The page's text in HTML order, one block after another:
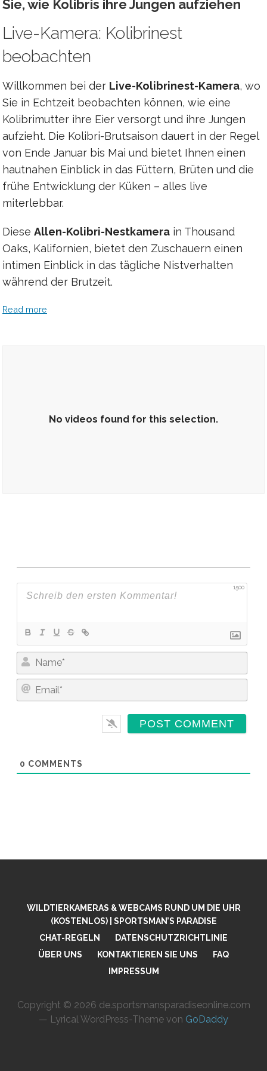
Sie, wie Kolibris ihre Jungen aufziehen
Live-Kamera: Kolibrinest
beobachten
Willkommen bei der Live-Kolibrinest-Kamera, wo
Sie in Echtzeit beobachten können, wie eine
Kolibrimutter ihre Eier versorgt und ihre Jungen
aufzieht. Die Kolibri-Brutsaison dauert in der Regel
von Ende Januar bis Mai und bietet Ihnen einen
hautnahen Einblick in das Füttern, Brüten und die
frühe Entwicklung der Küken – alles live
miterlebbar.
Diese Allen-Kolibri-Nestkamera in Thousand
Oaks, Kalifornien, bietet den Zuschauern einen
intimen Einblick in das tägliche Nistverhalten
während der Brutzeit.
Read more
No videos found for this selection.
1500
N
M
*
E
0 COMMENTS
WILDTIERKAMERAS & WEBCAMS RUND UM DIE UHR
(KOSTENLOS) | SPORTSMAN’S PARADISE
CHAT-REGELN
DATENSCHUTZRICHTLINIE
ÜBER UNS
KONTAKTIEREN SIE UNS
FAQ
IMPRESSUM
Copyright © 2026 de.sportsmansparadiseonline.com
— Lyrical WordPress-Theme von GoDaddy